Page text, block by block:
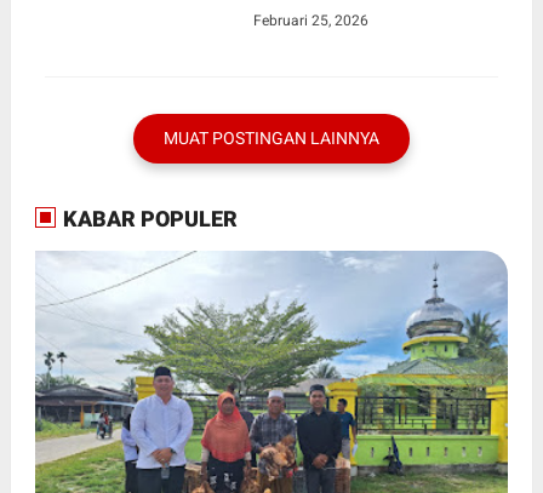
Menyeluruh
Februari 25, 2026
MUAT POSTINGAN LAINNYA
KABAR POPULER